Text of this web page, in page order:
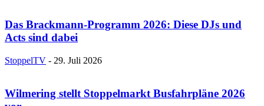
Das Brackmann-Programm 2026: Diese DJs und
Acts sind dabei
StoppelTV - 29. Juli 2026
Wilmering stellt Stoppelmarkt Busfahrpläne 2026